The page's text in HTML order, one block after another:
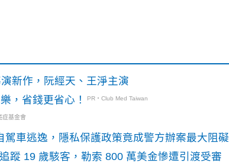
新作，阮經天、王淨主演
，省錢更省心！
PR・Club Med Taiwan
症基金會
車逃逸，隱私保護政策竟成警方辦案最大阻礙
蹤 19 歲駭客，勒索 800 萬美金慘遭引渡受審